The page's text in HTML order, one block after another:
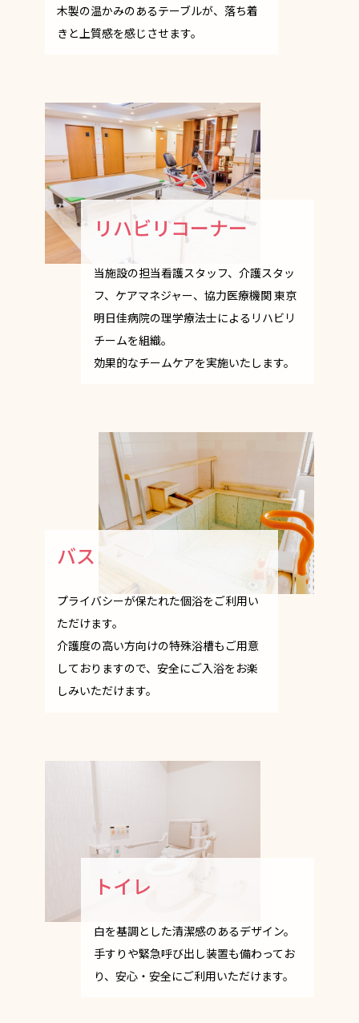
木製の温かみのあるテーブルが、落ち着
きと上質感を感じさせます。
リハビリコーナー
当施設の担当看護スタッフ、介護スタッ
フ、ケアマネジャー、協力医療機関 東京
明日佳病院の理学療法士によるリハビリ
チームを組織。
効果的なチームケアを実施いたします。
バス
プライバシーが保たれた個浴をご利用い
ただけます。
介護度の高い方向けの特殊浴槽もご用意
しておりますので、安全にご入浴をお楽
しみいただけます。
トイレ
白を基調とした清潔感のあるデザイン。
手すりや緊急呼び出し装置も備わってお
り、安心・安全にご利用いただけます。